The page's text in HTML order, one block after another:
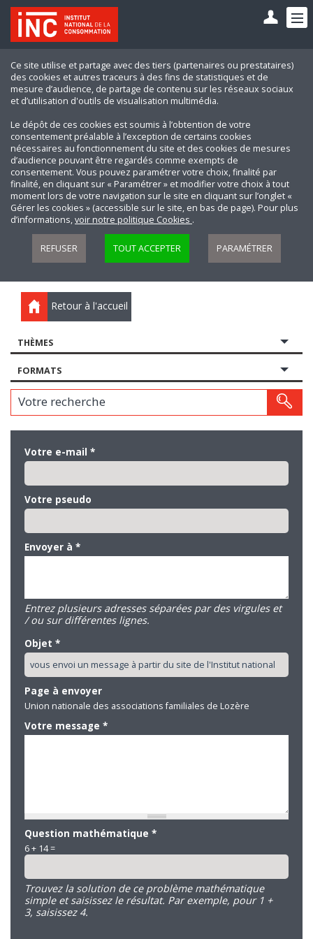
Ce site utilise et partage avec des tiers (partenaires ou prestataires)
des cookies et autres traceurs à des fins de statistiques et de
mesure d’audience, de partage de contenu sur les réseaux sociaux
et d’utilisation d'outils de visualisation multimédia.
Le dépôt de ces cookies est soumis à l’obtention de votre
consentement préalable à l’exception de certains cookies
nécessaires au fonctionnement du site et des cookies de mesures
d’audience pouvant être regardés comme exempts de
consentement. Vous pouvez paramétrer votre choix, finalité par
finalité, en cliquant sur « Paramétrer » et modifier votre choix à tout
moment lors de votre navigation sur le site en cliquant sur l’onglet «
Gérer les cookies » (accessible sur le site, en bas de page). Pour plus
d’informations,voir notre politique Cookies .
REFUSER TOUT ACCEPTER PARAMÉTRER
Retour à l'accueil
THÈMES
FORMATS
Votre recherche
Votre e-mail *
Votre pseudo
Envoyer à *
Entrez plusieurs adresses séparées par des virgules et
/ ou sur différentes lignes.
Objet *
Page à envoyer
Union nationale des associations familiales de Lozère
Votre message *
Question mathématique *
6 + 14 =
Trouvez la solution de ce problème mathématique
simple et saisissez le résultat. Par exemple, pour 1 +
3, saisissez 4.